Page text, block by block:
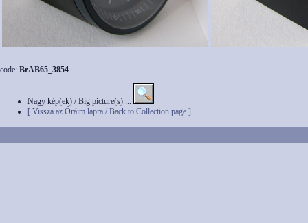
code: BrAB65_3854
Nagy kép(ek) / Big picture(s) ...
[ Vissza az Óráim lapra / Back to Collection page ]